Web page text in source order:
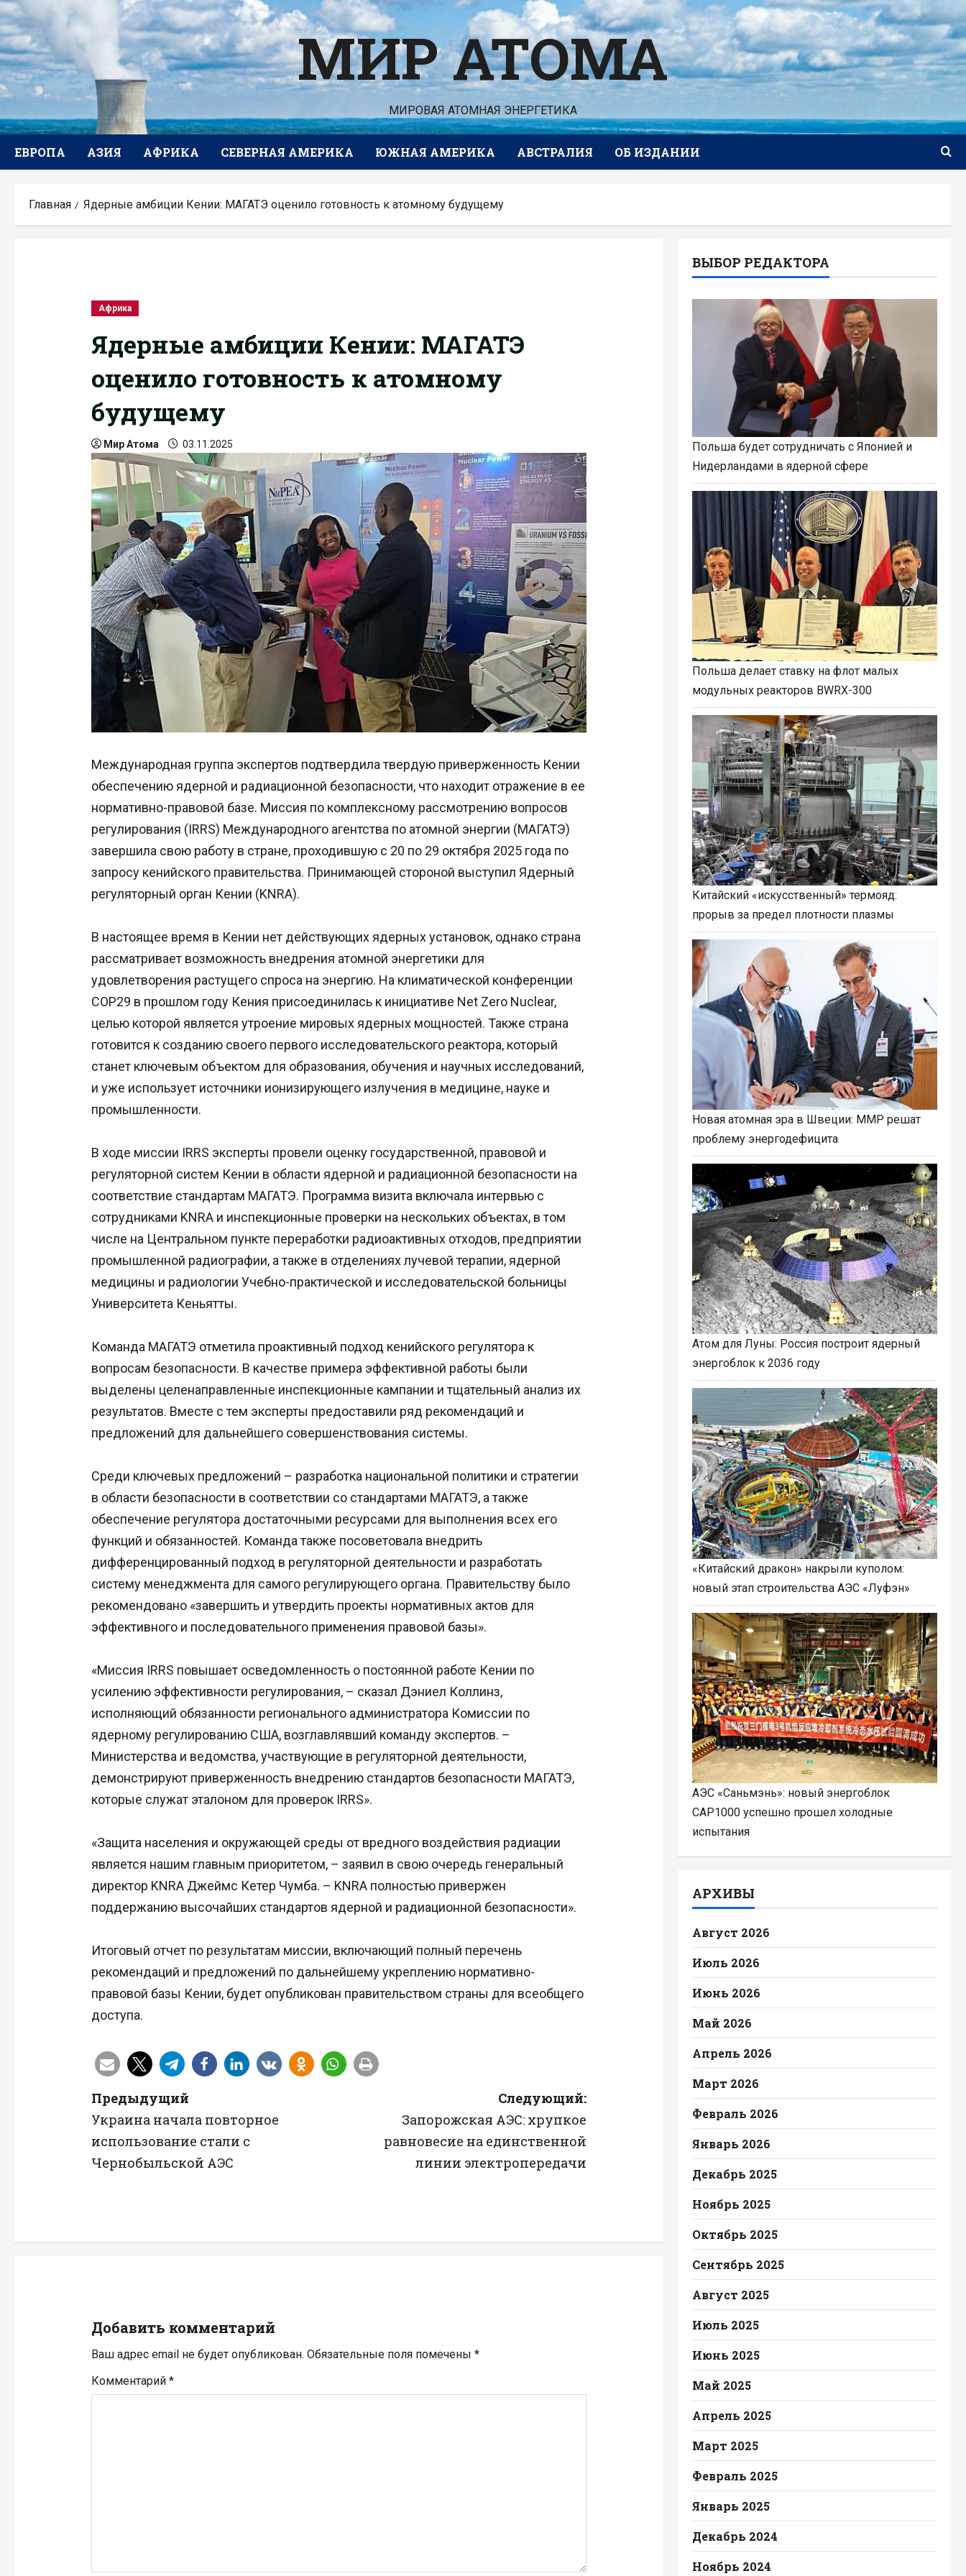
Перейти
к
содержимому
МИР АТОМА
МИРОВАЯ АТОМНАЯ ЭНЕРГЕТИКА
ЕВРОПА АЗИЯ АФРИКА СЕВЕРНАЯ АМЕРИКА ЮЖНАЯ АМЕРИКА АВСТРАЛИЯ ОБ ИЗДАНИИ
Главная Ядерные амбиции Кении: МАГАТЭ оценило готовность к атомному будущему
Африка
Ядерные амбиции Кении: МАГАТЭ
оценило готовность к атомному
будущему
Мир Атома 03.11.2025
Международная группа экспертов подтвердила твердую приверженность Кении
обеспечению ядерной и радиационной безопасности, что находит отражение в ее
нормативно-правовой базе. Миссия по комплексному рассмотрению вопросов
регулирования (IRRS) Международного агентства по атомной энергии (МАГАТЭ)
завершила свою работу в стране, проходившую с 20 по 29 октября 2025 года по
запросу кенийского правительства. Принимающей стороной выступил Ядерный
регуляторный орган Кении (KNRA).
В настоящее время в Кении нет действующих ядерных установок, однако страна
рассматривает возможность внедрения атомной энергетики для
удовлетворения растущего спроса на энергию. На климатической конференции
COP29 в прошлом году Кения присоединилась к инициативе Net Zero Nuclear,
целью которой является утроение мировых ядерных мощностей. Также страна
готовится к созданию своего первого исследовательского реактора, который
станет ключевым объектом для образования, обучения и научных исследований,
и уже использует источники ионизирующего излучения в медицине, науке и
промышленности.
В ходе миссии IRRS эксперты провели оценку государственной, правовой и
регуляторной систем Кении в области ядерной и радиационной безопасности на
соответствие стандартам МАГАТЭ. Программа визита включала интервью с
сотрудниками KNRA и инспекционные проверки на нескольких объектах, в том
числе на Центральном пункте переработки радиоактивных отходов, предприятии
промышленной радиографии, а также в отделениях лучевой терапии, ядерной
медицины и радиологии Учебно-практической и исследовательской больницы
Университета Кеньятты.
Команда МАГАТЭ отметила проактивный подход кенийского регулятора к
вопросам безопасности. В качестве примера эффективной работы были
выделены целенаправленные инспекционные кампании и тщательный анализ их
результатов. Вместе с тем эксперты предоставили ряд рекомендаций и
предложений для дальнейшего совершенствования системы.
Среди ключевых предложений – разработка национальной политики и стратегии
в области безопасности в соответствии со стандартами МАГАТЭ, а также
обеспечение регулятора достаточными ресурсами для выполнения всех его
функций и обязанностей. Команда также посоветовала внедрить
дифференцированный подход в регуляторной деятельности и разработать
систему менеджмента для самого регулирующего органа. Правительству было
рекомендовано «завершить и утвердить проекты нормативных актов для
эффективного и последовательного применения правовой базы».
«Миссия IRRS повышает осведомленность о постоянной работе Кении по
усилению эффективности регулирования, – сказал Дэниел Коллинз,
исполняющий обязанности регионального администратора Комиссии по
ядерному регулированию США, возглавлявший команду экспертов. –
Министерства и ведомства, участвующие в регуляторной деятельности,
демонстрируют приверженность внедрению стандартов безопасности МАГАТЭ,
которые служат эталоном для проверок IRRS».
«Защита населения и окружающей среды от вредного воздействия радиации
является нашим главным приоритетом, – заявил в свою очередь генеральный
директор KNRA Джеймс Кетер Чумба. – KNRA полностью привержен
поддержанию высочайших стандартов ядерной и радиационной безопасности».
Итоговый отчет по результатам миссии, включающий полный перечень
рекомендаций и предложений по дальнейшему укреплению нормативно-
правовой базы Кении, будет опубликован правительством страны для всеобщего
доступа.
Н
а
в
а
я
п
о
Предыдущий
Украина начала повторное
использование стали с
Чернобыльской АЭС
Следующий:
Запорожская АЭС: хрупкое
равновесие на единственной
линии электропередачи
Добавить комментарий
Ваш адрес email не будет опубликован. Обязательные поля помечены *
Комментарий *
ВЫБОР РЕДАКТОРА
Польша будет сотрудничать с Японией и
Нидерландами в ядерной сфере
Польша делает ставку на флот малых
модульных реакторов BWRX-300
Китайский «искусственный» термояд:
прорыв за предел плотности плазмы
Новая атомная эра в Швеции: ММР решат
проблему энергодефицита
Атом для Луны: Россия построит ядерный
энергоблок к 2036 году
«Китайский дракон» накрыли куполом:
новый этап строительства АЭС «Луфэн»
АЭС «Саньмэнь»: новый энергоблок
CAP1000 успешно прошел холодные
испытания
АРХИВЫ
Август 2026
Июль 2026
Июнь 2026
Май 2026
Апрель 2026
Март 2026
Февраль 2026
Январь 2026
Декабрь 2025
Ноябрь 2025
Октябрь 2025
Сентябрь 2025
Август 2025
Июль 2025
Июнь 2025
Май 2025
Апрель 2025
Март 2025
Февраль 2025
Январь 2025
Декабрь 2024
Ноябрь 2024